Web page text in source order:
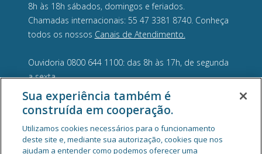
8h às 18h sábados, domingos e feriados.
Chamadas internacionais: 55 47 3381 8740. Conheça
todos os nossos Canais de Atendimento.
Ouvidoria 0800 644 1100: das 8h às 17h, de segunda
a sexta.
Sua experiência também é
construída em cooperação.
Utilizamos cookies necessários para o funcionamento
deste site e, mediante sua autorização, cookies que nos
ajudam a entender como podemos oferecer uma